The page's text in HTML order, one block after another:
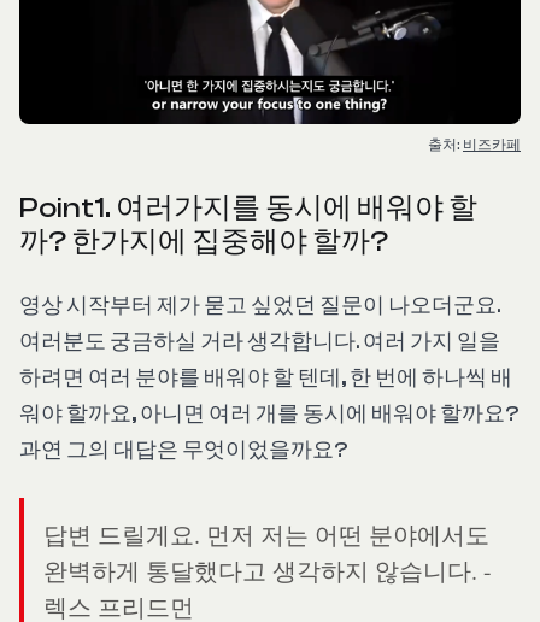
출처: 비즈카페
Point1. 여러가지를 동시에 배워야 할
까? 한가지에 집중해야 할까?
영상 시작부터 제가 묻고 싶었던 질문이 나오더군요.
여러분도 궁금하실 거라 생각합니다. 여러 가지 일을
하려면 여러 분야를 배워야 할 텐데, 한 번에 하나씩 배
워야 할까요, 아니면 여러 개를 동시에 배워야 할까요?
과연 그의 대답은 무엇이었을까요?
답변 드릴게요. 먼저 저는 어떤 분야에서도
완벽하게 통달했다고 생각하지 않습니다. -
렉스 프리드먼